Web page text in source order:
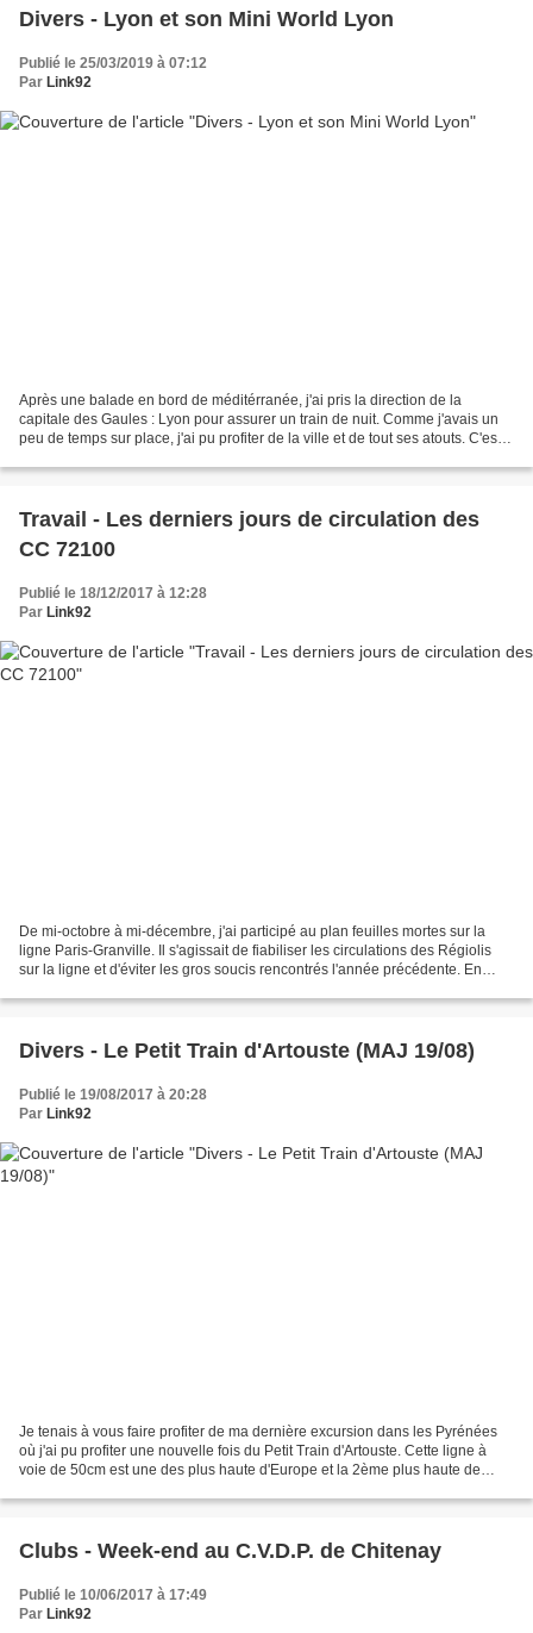
Divers - Lyon et son Mini World Lyon
Publié le 25/03/2019 à 07:12
Par Link92
Après une balade en bord de méditérranée, j'ai pris la direction de la
capitale des Gaules : Lyon pour assurer un train de nuit. Comme j'avais un
peu de temps sur place, j'ai pu profiter de la ville et de tout ses atouts. C'est
Travail - Les derniers jours de circulation des
CC 72100
Publié le 18/12/2017 à 12:28
Par Link92
De mi-octobre à mi-décembre, j'ai participé au plan feuilles mortes sur la
ligne Paris-Granville. Il s'agissait de fiabiliser les circulations des Régiolis
sur la ligne et d'éviter les gros soucis rencontrés l'année précédente. En
Divers - Le Petit Train d'Artouste (MAJ 19/08)
Publié le 19/08/2017 à 20:28
Par Link92
Je tenais à vous faire profiter de ma dernière excursion dans les Pyrénées
où j'ai pu profiter une nouvelle fois du Petit Train d'Artouste. Cette ligne à
voie de 50cm est une des plus haute d'Europe et la 2ème plus haute de
Clubs - Week-end au C.V.D.P. de Chitenay
Publié le 10/06/2017 à 17:49
Par Link92